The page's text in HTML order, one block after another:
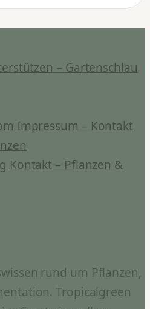
– Gartenschlau
Impressum – Kontakt
Kontakt – Pflanzen &
rund um Pflanzen,
Tropicalgreen